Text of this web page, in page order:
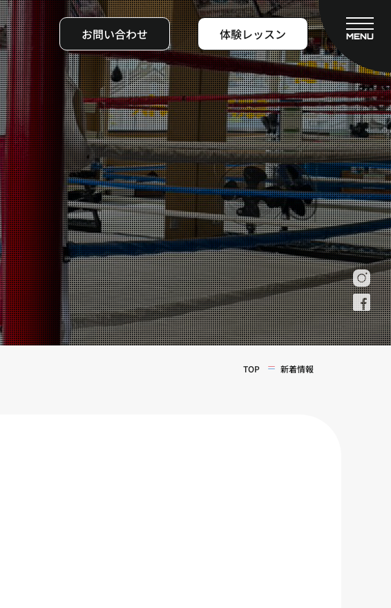
お問い合わせ 体験レッスン
MENU
フィットネスコース
料金システム
ビフォーアフター
よくある質問
TOP 新着情報